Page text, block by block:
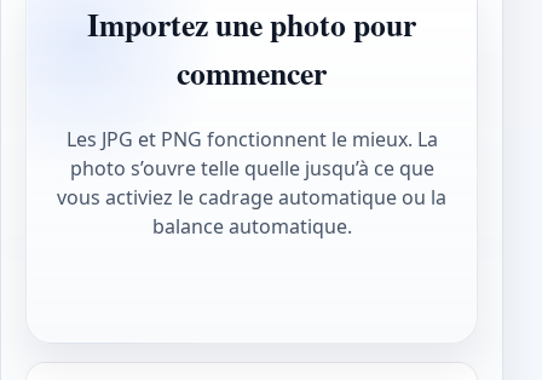
Importez une photo pour
commencer
Les JPG et PNG fonctionnent le mieux. La
photo s’ouvre telle quelle jusqu’à ce que
vous activiez le cadrage automatique ou la
balance automatique.